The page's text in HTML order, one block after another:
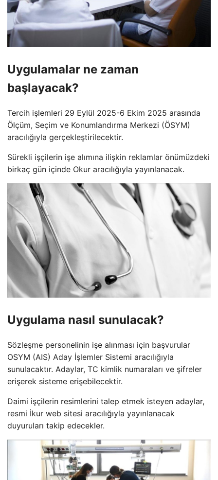
Uygulamalar ne zaman
başlayacak?
Tercih işlemleri 29 Eylül 2025-6 Ekim 2025 arasında
Ölçüm, Seçim ve Konumlandırma Merkezi (ÖSYM)
aracılığıyla gerçekleştirilecektir.
Sürekli işçilerin işe alımına ilişkin reklamlar önümüzdeki
birkaç gün içinde Okur aracılığıyla yayınlanacak.
Uygulama nasıl sunulacak?
Sözleşme personelinin işe alınması için başvurular
OSYM (AIS) Aday İşlemler Sistemi aracılığıyla
sunulacaktır. Adaylar, TC kimlik numaraları ve şifreler
erişerek sisteme erişebilecektir.
Daimi işçilerin resimlerini talep etmek isteyen adaylar,
resmi İkur web sitesi aracılığıyla yayınlanacak
duyuruları takip edecekler.